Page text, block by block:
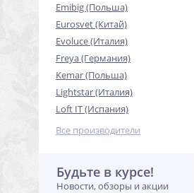
Emibig (Польша)
Eurosvet (Китай)
Evoluce (Италия)
Freya (Германия)
Kemar (Польша)
Lightstar (Италия)
Loft IT (Испания)
Все производители
Будьте в курсе!
Новости, обзоры и акции